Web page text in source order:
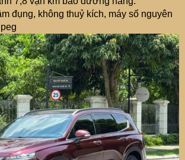
đụng, không thuỷ kích, máy số nguyên